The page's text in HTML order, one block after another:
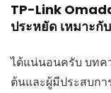
TP-Link
ประหยัด เหมาะกั
ได้แน่นอนครับ บทคว
ต้นและผู้มีประสบก